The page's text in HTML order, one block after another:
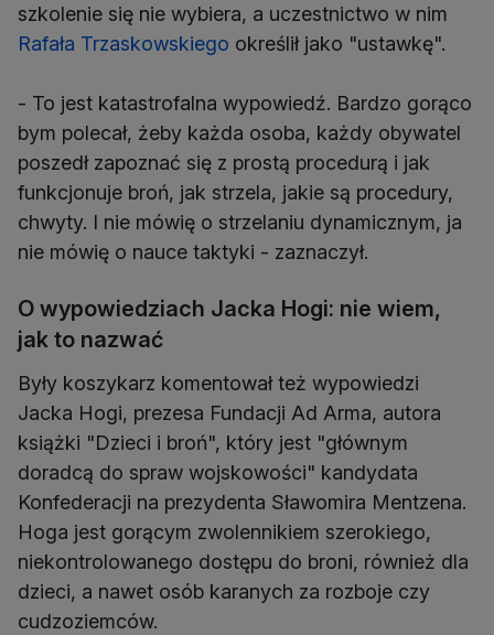
szkolenie się nie wybiera, a uczestnictwo w nim
Rafała Trzaskowskiego określił jako "ustawkę".
- To jest katastrofalna wypowiedź. Bardzo gorąco
bym polecał, żeby każda osoba, każdy obywatel
poszedł zapoznać się z prostą procedurą i jak
funkcjonuje broń, jak strzela, jakie są procedury,
chwyty. I nie mówię o strzelaniu dynamicznym, ja
nie mówię o nauce taktyki - zaznaczył.
O wypowiedziach Jacka Hogi: nie wiem,
jak to nazwać
Były koszykarz komentował też wypowiedzi
Jacka Hogi, prezesa Fundacji Ad Arma, autora
książki "Dzieci i broń", który jest "głównym
doradcą do spraw wojskowości" kandydata
Konfederacji na prezydenta Sławomira Mentzena.
Hoga jest gorącym zwolennikiem szerokiego,
niekontrolowanego dostępu do broni, również dla
dzieci, a nawet osób karanych za rozboje czy
cudzoziemców.